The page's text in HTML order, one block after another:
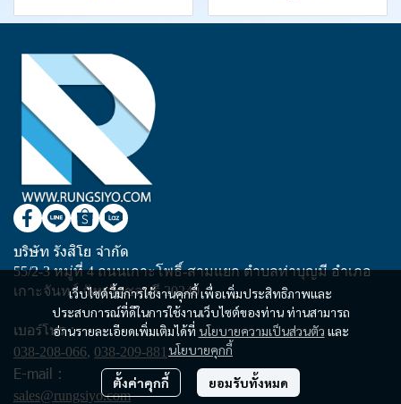
เว็บไซต์นี้มีการใช้งานคุกกี้ เพื่อเพิ่มประสิทธิภาพและ
ประสบการณ์ที่ดีในการใช้งานเว็บไซต์ของท่าน ท่านสามารถ
อ่านรายละเอียดเพิ่มเติมได้ที่ นโยบายความเป็นส่วนตัว และ
นโยบายคุกกี้
ตั้งค่าคุกกี้ ยอมรับทั้งหมด
บริษัท รังสิโย จำกัด
55/2-3 หมู่ที่ 4 ถนนเกาะโพธิ์-สามแยก ตำบลท่าบุญมี อำเภอ
เกาะจันทร์ จังหวัดชลบุรี 20240
เบอร์โทร :
038-208-066, 038-209-881
E-mail :
sales@rungsiyo.com